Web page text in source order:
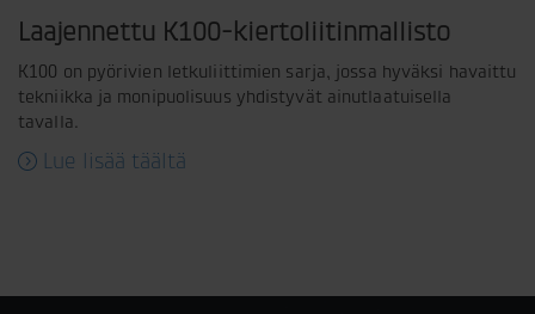
Laajennettu K100-kiertoliitinmallisto
K100 on pyörivien letkuliittimien sarja, jossa hyväksi havaittu
tekniikka ja monipuolisuus yhdistyvät ainutlaatuisella
tavalla.
Lue lisää täältä